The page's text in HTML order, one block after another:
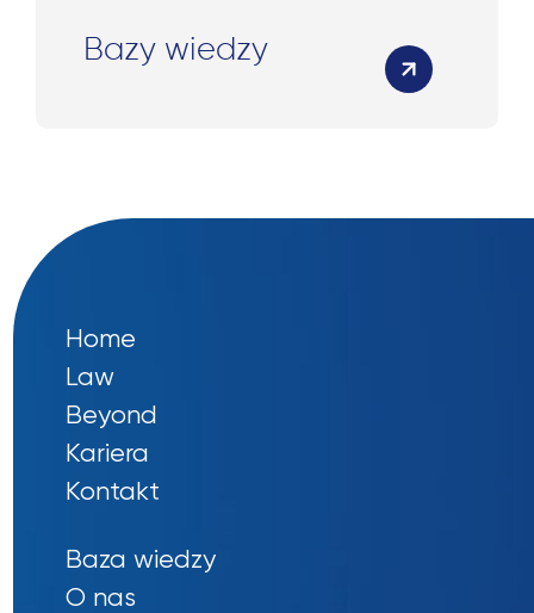
Bazy wiedzy
Home
Law
Beyond
Kariera
Kontakt
Baza wiedzy
O nas